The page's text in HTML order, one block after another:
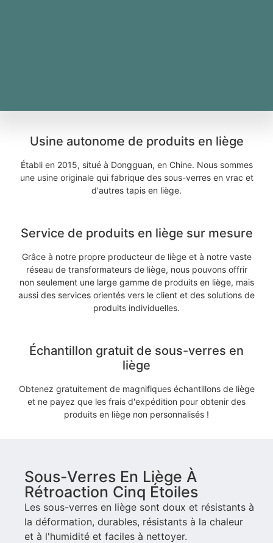
Usine autonome de produits en liège
Établi en 2015, situé à Dongguan, en Chine. Nous sommes
une usine originale qui fabrique des sous-verres en vrac et
d'autres tapis en liège.
Service de produits en liège sur mesure
Grâce à notre propre producteur de liège et à notre vaste
réseau de transformateurs de liège, nous pouvons offrir
non seulement une large gamme de produits en liège, mais
aussi des services orientés vers le client et des solutions de
produits individuelles.
Échantillon gratuit de sous-verres en
liège
Obtenez gratuitement de magnifiques échantillons de liège
et ne payez que les frais d'expédition pour obtenir des
produits en liège non personnalisés !
Sous-Verres En Liège À
Rétroaction Cinq Étoiles
Les sous-verres en liège sont doux et résistants à
la déformation, durables, résistants à la chaleur
et à l'humidité et faciles à nettoyer.